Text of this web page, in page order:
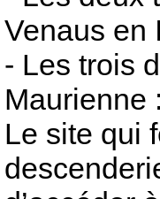
Venaus en
- Les trois
Maurienne
Le site qui